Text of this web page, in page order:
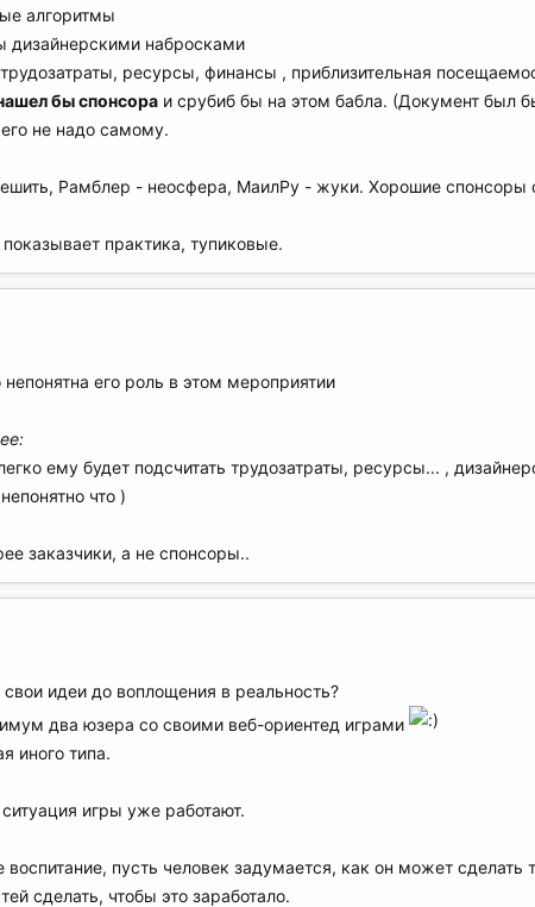
алгоритмы
дизайнерскими набросками
ресурсы, финансы , приблизительная
бы спонсора и срубиб бы на этом бабла. (Документ был
не надо самому.
Рамблер - неосфера, МаилРу - жуки. Хорошие спонсоры
практика, тупиковые.
его роль в этом мероприятии
ему будет подсчитать трудозатраты, ресурсы... ,
что )
заказчики, а не спонсоры..
идеи до воплощения в реальность?
два юзера со своими веб-ориентед играми
иного типа.
игры уже работают.
пусть человек задумается, как он может
сделать, чтобы это заработало.